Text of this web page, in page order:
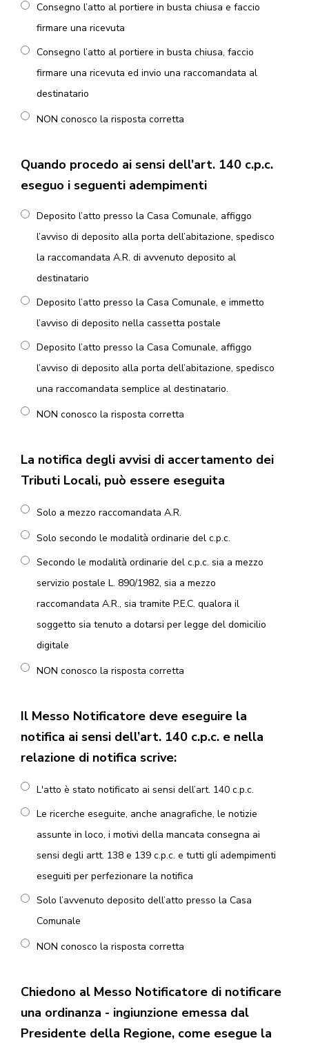
Consegno l’atto al portiere in busta chiusa e faccio
firmare una ricevuta
Consegno l’atto al portiere in busta chiusa, faccio
firmare una ricevuta ed invio una raccomandata al
destinatario
NON conosco la risposta corretta
Quando procedo ai sensi dell’art. 140 c.p.c.
eseguo i seguenti adempimenti
Deposito l’atto presso la Casa Comunale, affiggo
l’avviso di deposito alla porta dell’abitazione, spedisco
la raccomandata A.R. di avvenuto deposito al
destinatario
Deposito l’atto presso la Casa Comunale, e immetto
l’avviso di deposito nella cassetta postale
Deposito l’atto presso la Casa Comunale, affiggo
l’avviso di deposito alla porta dell’abitazione, spedisco
una raccomandata semplice al destinatario.
NON conosco la risposta corretta
La notifica degli avvisi di accertamento dei
Tributi Locali, può essere eseguita
Solo a mezzo raccomandata A.R.
Solo secondo le modalità ordinarie del c.p.c.
Secondo le modalità ordinarie del c.p.c. sia a mezzo
servizio postale L. 890/1982, sia a mezzo
raccomandata A.R., sia tramite P.E.C. qualora il
soggetto sia tenuto a dotarsi per legge del domicilio
digitale
NON conosco la risposta corretta
Il Messo Notificatore deve eseguire la
notifica ai sensi dell’art. 140 c.p.c. e nella
relazione di notifica scrive:
L'atto è stato notificato ai sensi dell’art. 140 c.p.c.
Le ricerche eseguite, anche anagrafiche, le notizie
assunte in loco, i motivi della mancata consegna ai
sensi degli artt. 138 e 139 c.p.c. e tutti gli adempimenti
eseguiti per perfezionare la notifica
Solo l’avvenuto deposito dell’atto presso la Casa
Comunale
NON conosco la risposta corretta
Chiedono al Messo Notificatore di notificare
una ordinanza - ingiunzione emessa dal
Presidente della Regione, come esegue la